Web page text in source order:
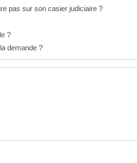
pas sur son casier judiciaire ?
?
demande ?